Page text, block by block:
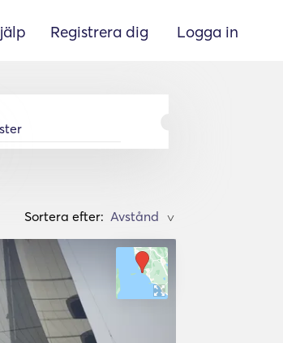
Registrera dig Logga in
Sortera efter: >